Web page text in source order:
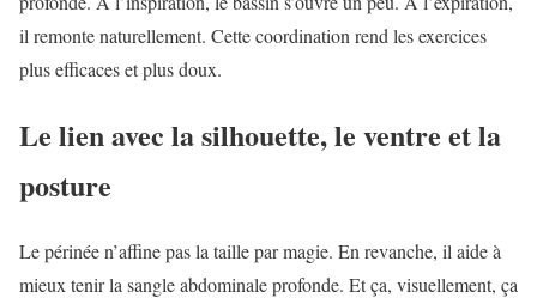
il remonte naturellement. Cette coordination rend les exercices
plus efficaces et plus doux.
Le lien avec la silhouette, le ventre et la
posture
Le périnée n’affine pas la taille par magie. En revanche, il aide à
mieux tenir la sangle abdominale profonde. Et ça, visuellement, ça